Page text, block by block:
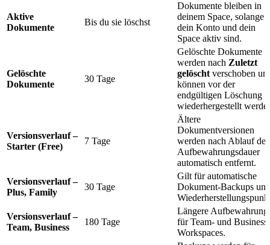
Aktive
Dokumente
Bis du sie löschst
Dokumente bleiben in
deinem Space, solange
dein Konto und dein
Space aktiv sind.
Gelöschte
Dokumente
30 Tage
Gelöschte Dokumente
werden nach Zuletzt
gelöscht verschoben
können vor der
endgültigen Löschung
wiederhergestellt
Versionsverlauf –
Starter (Free)
7 Tage
Ältere
Dokumentversionen
werden nach Ablauf der
Aufbewahrungsdauer
automatisch entfernt.
Versionsverlauf –
Plus, Family
30 Tage
Gilt für automatische
Dokument-Backups und
Versionsverlauf –
Team, Business
180 Tage
Längere Aufbewahrung
für Team- und Business-
Workspaces.